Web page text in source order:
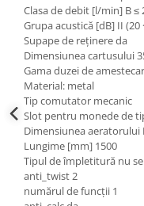
Clasa de debit [l/min] B ≤
Grupa acustică [dB] II (20
Supape de reținere da
Dimensiunea cartusului
Gama duzei de
Material: metal
Tip comutator mecanic
Slot pentru monede de
Dimensiunea aeratorului
Lungime [mm] 1500
Tipul de împletitură nu
anti_twist 2
numărul de funcții 1